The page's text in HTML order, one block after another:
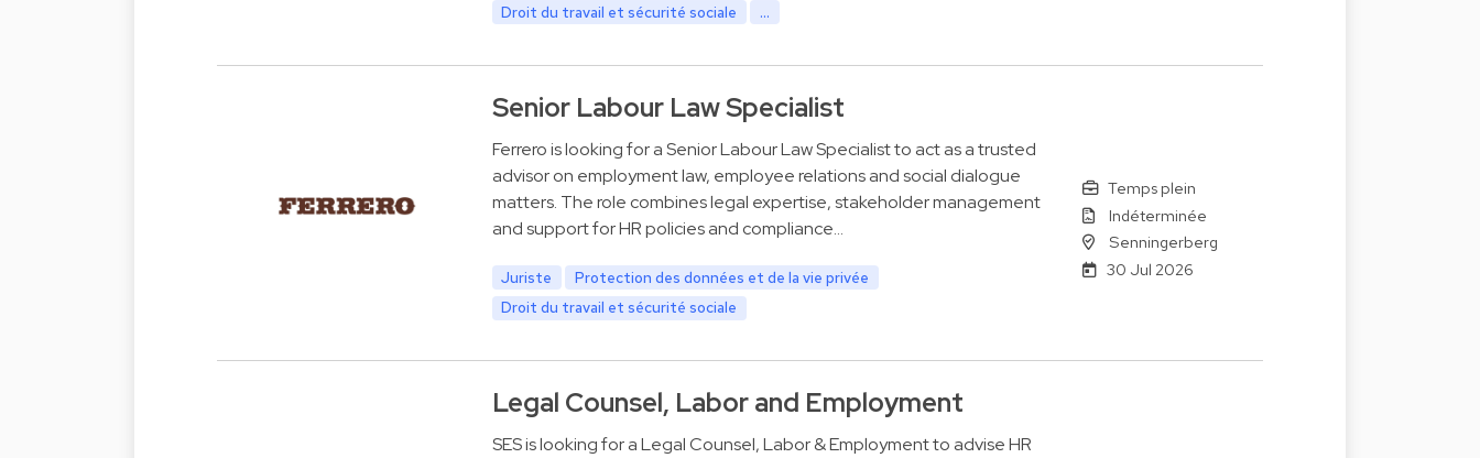
Droit du travail et sécurité sociale
...
Senior Labour Law Specialist
Ferrero is looking for a Senior Labour Law Specialist to act as a trusted
advisor on employment law, employee relations and social dialogue
matters. The role combines legal expertise, stakeholder management
and support for HR policies and compliance…
Juriste
Protection des données et de la vie privée
Droit du travail et sécurité sociale
Temps plein
Indéterminée
Senningerberg
30 Jul 2026
Legal Counsel, Labor and Employment
SES is looking for a Legal Counsel, Labor & Employment to advise HR